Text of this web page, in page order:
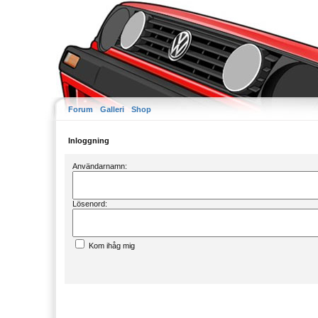
Forum Galleri Shop
Inloggning
Användarnamn:
Lösenord:
Kom ihåg mig